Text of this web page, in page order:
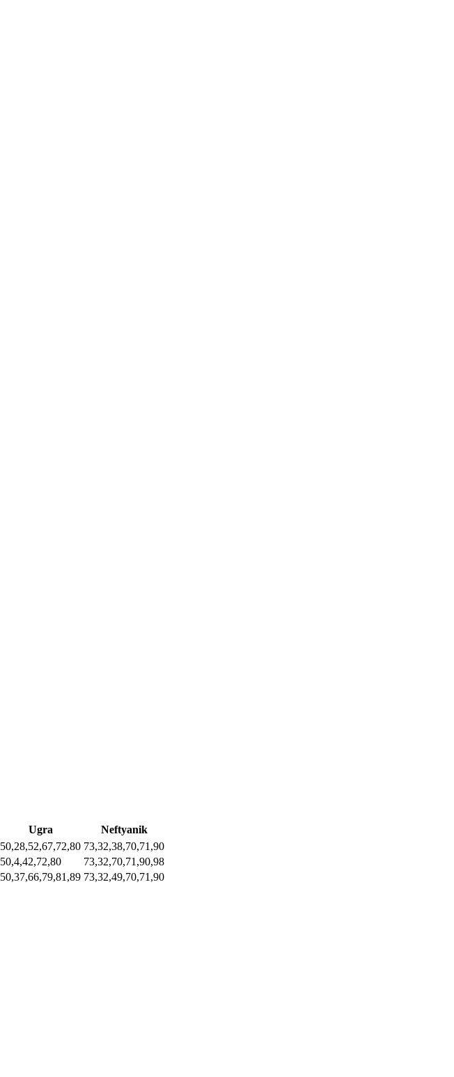
Ugra
Neftyanik
50,28,52,67,72,80 73,32,38,70,71,90
50,4,42,72,80
73,32,70,71,90,98
50,37,66,79,81,89 73,32,49,70,71,90